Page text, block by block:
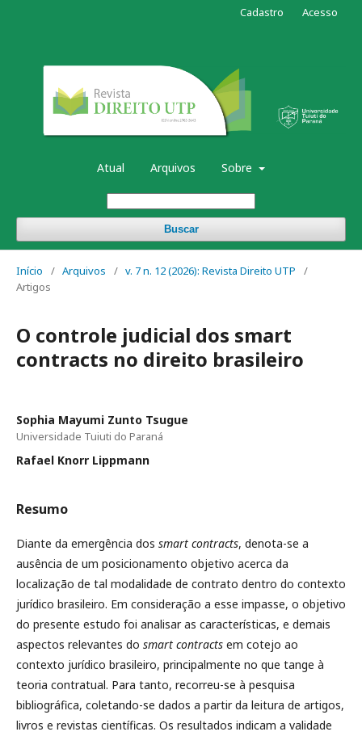
Atual Arquivos Sobre
Buscar
Cadastro Acesso
Início / Arquivos / v. 7 n. 12 (2026): Revista Direito UTP
/
Artigos
O controle judicial dos smart
contracts no direito brasileiro
Sophia Mayumi Zunto Tsugue
Universidade Tuiuti do Paraná
Rafael Knorr Lippmann
Resumo
Diante da emergência dos smart contracts, denota-se a
ausência de um posicionamento objetivo acerca da
localização de tal modalidade de contrato dentro do contexto
jurídico brasileiro. Em consideração a esse impasse, o objetivo
do presente estudo foi analisar as características, e demais
aspectos relevantes do smart contracts em cotejo ao
contexto jurídico brasileiro, principalmente no que tange à
teoria contratual. Para tanto, recorreu-se à pesquisa
bibliográfica, coletando-se dados a partir da leitura de artigos,
livros e revistas científicas. Os resultados indicam a validade